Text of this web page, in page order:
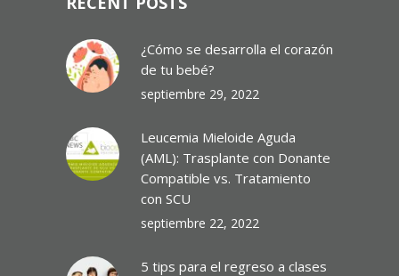
¿Cómo se desarrolla el corazón
de tu bebé?
septiembre 29, 2022
Leucemia Mieloide Aguda
(AML): Trasplante con Donante
Compatible vs. Tratamiento
con SCU
septiembre 22, 2022
5 tips para el regreso a clases